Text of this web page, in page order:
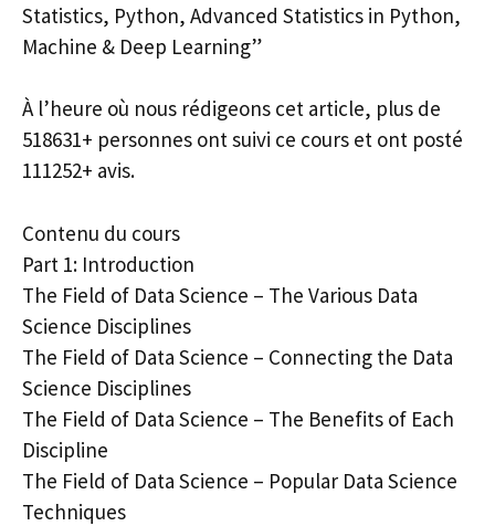
Statistics, Python, Advanced Statistics in Python,
Machine & Deep Learning”
À l’heure où nous rédigeons cet article, plus de
518631+ personnes ont suivi ce cours et ont posté
111252+ avis.
Contenu du cours
Part 1: Introduction
The Field of Data Science – The Various Data
Science Disciplines
The Field of Data Science – Connecting the Data
Science Disciplines
The Field of Data Science – The Benefits of Each
Discipline
The Field of Data Science – Popular Data Science
Techniques